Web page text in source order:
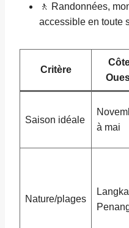
🚶 Randonnées,
accessible en toute
Critère
Saison idéale
à mai
Nature/plages